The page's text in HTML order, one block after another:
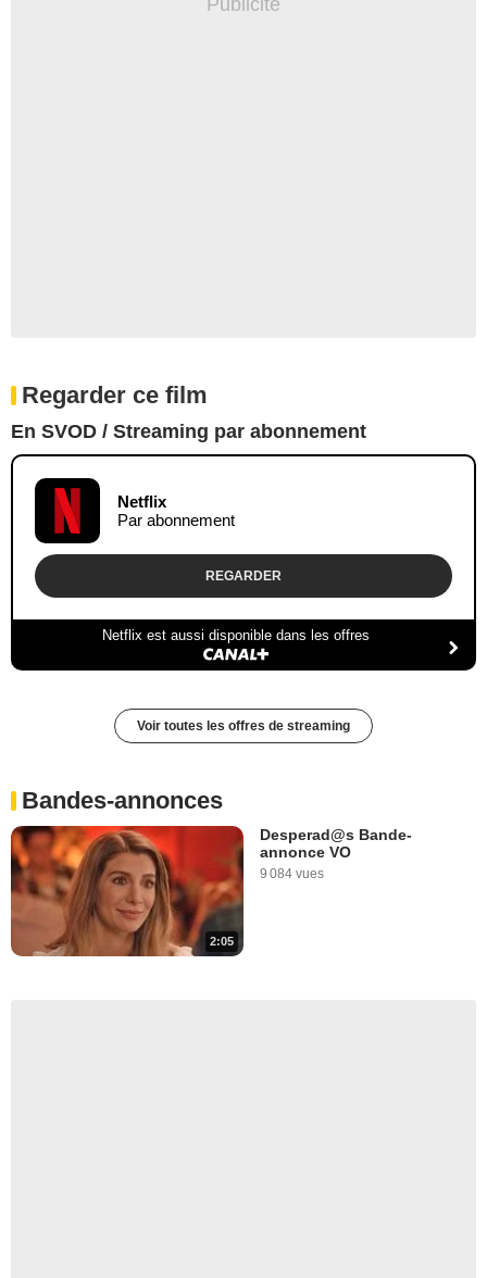
Regarder ce film
En SVOD / Streaming par abonnement
Netflix
Par abonnement
REGARDER
Netflix est aussi disponible dans les offres
Voir toutes les offres de streaming
Bandes-annonces
2:05
Desperad@s Bande-
annonce VO
9 084 vues